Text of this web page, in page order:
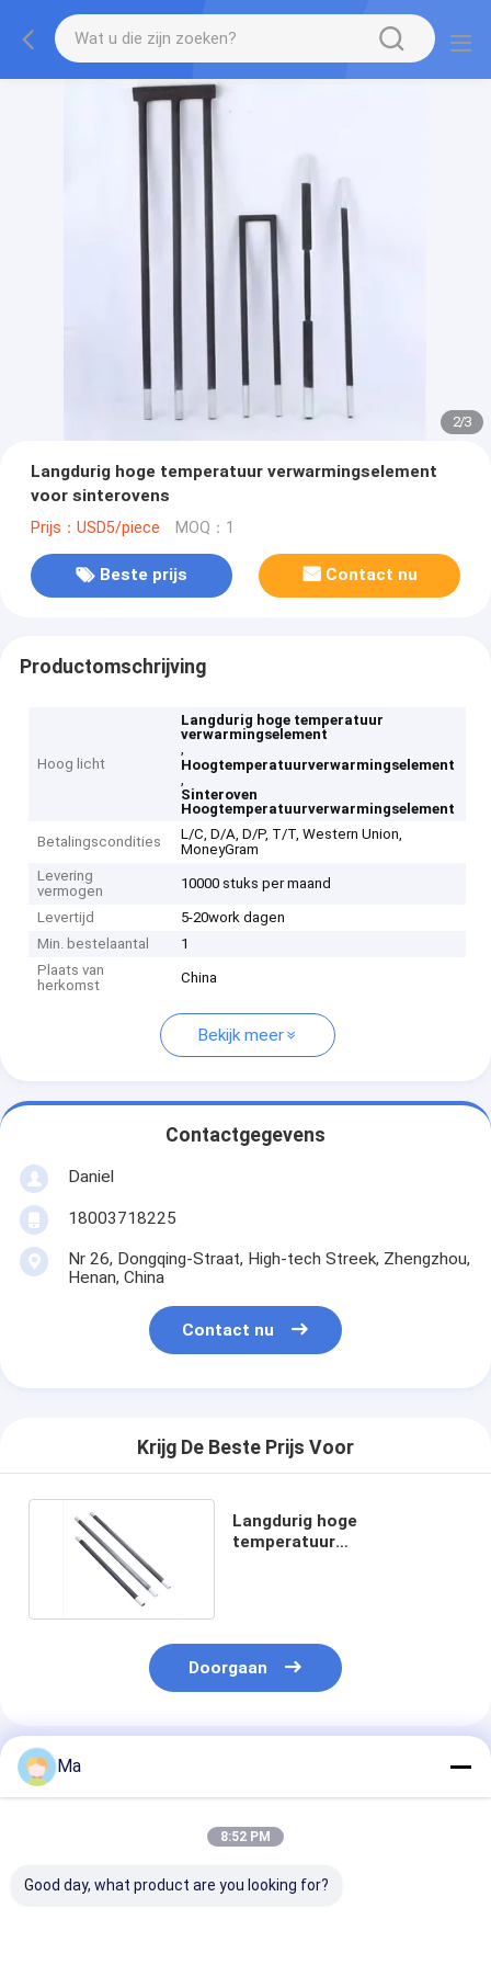
2/3
Langdurig hoge temperatuur verwarmingselement
voor sinterovens
Prijs：USD5/piece MOQ：1
Beste prijs Contact nu
Productomschrijving
Hoog licht
Langdurig hoge temperatuur
verwarmingselement
,
Hoogtemperatuurverwarmingselement
,
Sinteroven
Hoogtemperatuurverwarmingselement
Betalingscondities
L/C, D/A, D/P, T/T, Western Union,
MoneyGram
Levering
vermogen
10000 stuks per maand
Levertijd
5-20work dagen
Min. bestelaantal
1
Plaats van
herkomst
China
Bekijk meer
Contactgegevens
Daniel
18003718225
Nr 26, Dongqing-Straat, High-tech Streek, Zhengzhou,
Henan, China
Contact nu
Krijg De Beste Prijs Voor
Langdurig hoge
temperatuur
Doorgaan
Geadviseerde Producten
Ma
8:52 PM
Good day, what product are you looking for?